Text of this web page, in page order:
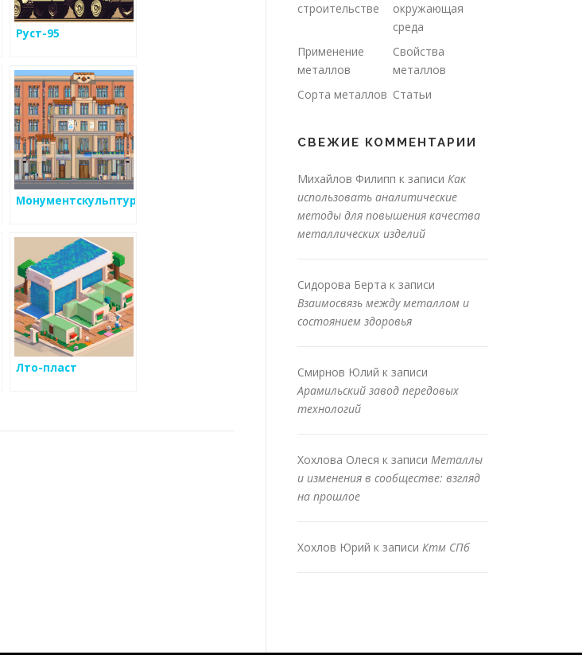
Руст-95
Монументскульптура
Лто-пласт
строительстве
окружающая
среда
Применение
металлов
Свойства
металлов
Сорта металлов Статьи
СВЕЖИЕ КОММЕНТАРИИ
Михайлов Филипп к записи Как
использовать аналитические
методы для повышения качества
металлических изделий
Сидорова Берта к записи
Взаимосвязь между металлом и
состоянием здоровья
Смирнов Юлий к записи
Арамильский завод передовых
технологий
Хохлова Олеся к записи Металлы
и изменения в сообществе: взгляд
на прошлое
Хохлов Юрий к записи Ктм СПб